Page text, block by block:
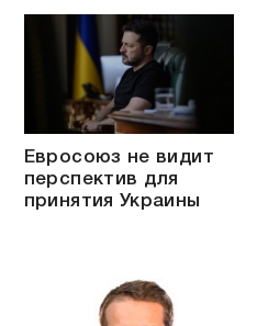
Евросоюз не видит
перспектив для
принятия Украины